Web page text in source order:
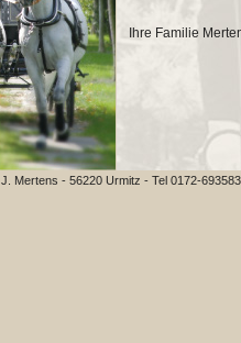
Ihre Familie
J. Mertens - 56220 Urmitz - Tel 0172-